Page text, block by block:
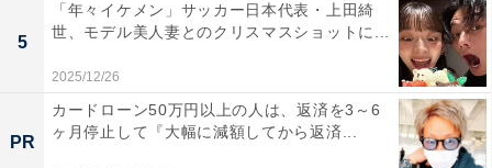
5
「年々イケメン」サッカー日本代表・上田綺
世、モデル美人妻とのクリスマスショットに...
2025/12/26
PR
カードローン50万円以上の人は、返済を3～6
ヶ月停止して『大幅に減額してから返済...